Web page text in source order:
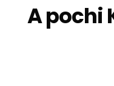
A pochi